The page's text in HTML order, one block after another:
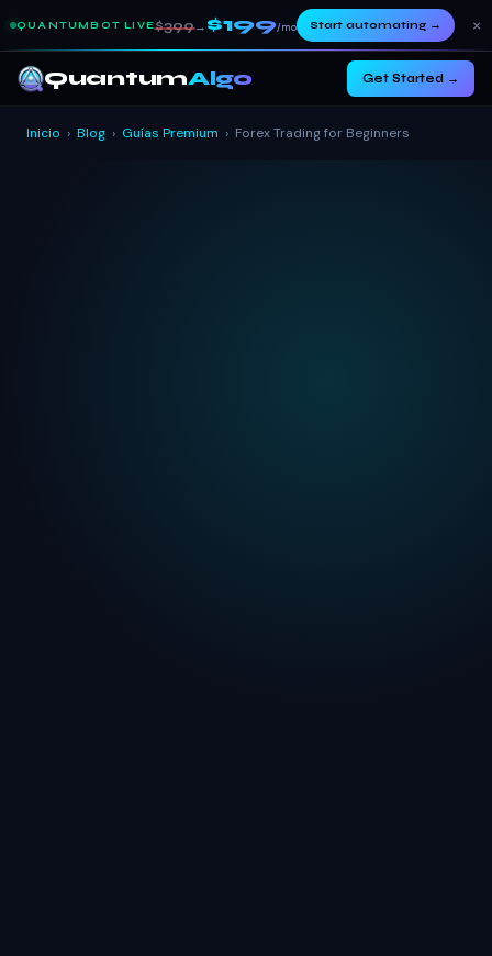
QUANTUMBOT LIVE$399→ $199/mo Start automating→ ×
QuantumAlgo Get Started →
Inicio › Blog › Guías Premium › Forex Trading for Beginners